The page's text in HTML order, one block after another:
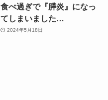
食べ過ぎで『膵炎』になっ
てしまいました…
2024年5月18日